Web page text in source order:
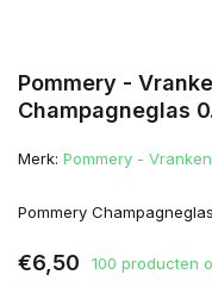
Pommery -
Champagneglas
Merk: Pommery -
Pommery
€6,50 100 producten